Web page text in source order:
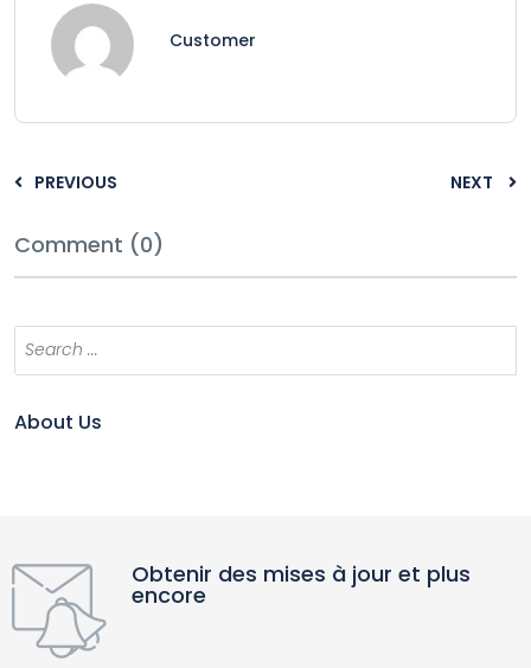
Customer
PREVIOUS NEXT
Comment (0)
About Us
Obtenir des mises à jour et plus
encore